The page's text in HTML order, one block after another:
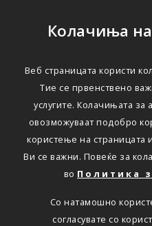
Колачиња
Веб страницата користи
Тие се првенствено
услугите. Колачињата
овозможуваат подобро
користење на страницата
Ви се важни. Повеќе за
во Политика
Со натамошно
согласувате со